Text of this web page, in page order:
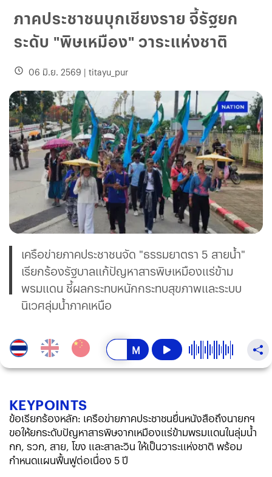
ภาคประชาชนบุกเชียงราย จี้รัฐยก
ระดับ "พิษเหมือง" วาระแห่งชาติ
06 มิ.ย. 2569 | titayu_pur
เครือข่ายภาคประชาชนจัด "ธรรมยาตรา 5 สายน้ำ"
เรียกร้องรัฐบาลแก้ปัญหาสารพิษเหมืองแร่ข้าม
พรมแดน ชี้ผลกระทบหนักกระทบสุขภาพและระบบ
นิเวศลุ่มน้ำภาคเหนือ
KEYPOINTS
ข้อเรียกร้องหลัก: เครือข่ายภาคประชาชนยื่นหนังสือถึงนายกฯ
ขอให้ยกระดับปัญหาสารพิษจากเหมืองแร่ข้ามพรมแดนในลุ่มน้ำ
กก, รวก, สาย, โขง และสาละวิน ให้เป็นวาระแห่งชาติ พร้อม
กำหนดแผนฟื้นฟูต่อเนื่อง 5 ปี